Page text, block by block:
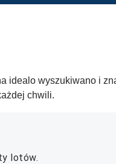
idealo wyszukiwano i
chwili.
lotów.